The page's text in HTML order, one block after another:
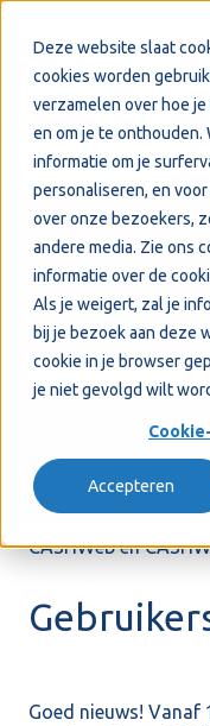
Deze website slaat
cookies worden
verzamelen over hoe
en om je te onthouden.
informatie om je
personaliseren, en
over onze bezoekers,
andere media. Zie ons
informatie over de
Als je weigert, zal je
bij je bezoek aan deze
cookie in je browser
je niet gevolgd wilt
Accepteren
Welkom! Hoe
CASHWeb en
Goed nieuws!